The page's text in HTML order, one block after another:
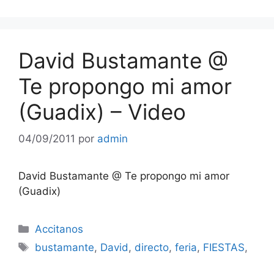
David Bustamante @
Te propongo mi amor
(Guadix) – Video
04/09/2011 por admin
David Bustamante @ Te propongo mi amor
(Guadix)
Categorías
Accitanos
Etiquetas
bustamante, David, directo,feria, FIESTAS,